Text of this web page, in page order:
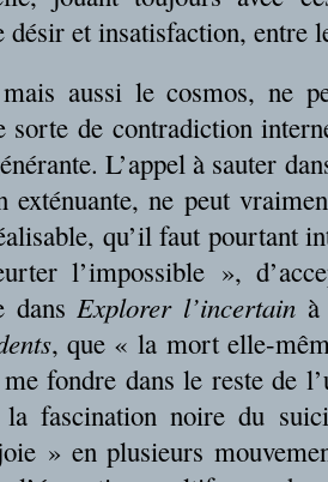
désir et insatisfaction, entre
aussi le cosmos, ne
sorte de contradiction
L’appel à sauter
exténuante, ne peut
qu’il faut pourtant
l’impossible »,
dans Explorer l’incertain
, que « la mort elle-
me fondre dans le reste de
la fascination noire du
» en plusieurs